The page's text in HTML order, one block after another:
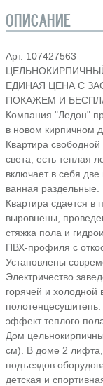
ОПИСАНИЕ
Арт. 107427563
ЕДИНАЯ ЦЕНА С
ПОКАЖЕМ И
Компания "Ледон"
в новом кирпичном
Квартира
света, есть теплая
включает в себя
ванная раздельные.
Квартира сдается в
выровнены,
стяжка пола и
ПВХ-профиля с
Установлены
Электричество
горячей и
эффект теплого
Дом
см). В доме 2 лифта,
подъездов
детская и